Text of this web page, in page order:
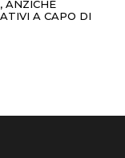
ANZICHÉ
A CAPO DI